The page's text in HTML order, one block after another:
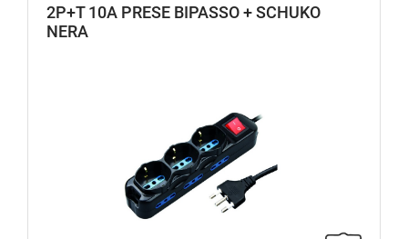
2P+T 10A PRESE BIPASSO + SCHUKO
NERA